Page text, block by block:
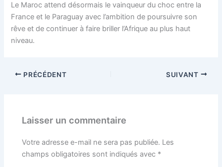
Le Maroc attend désormais le vainqueur du choc entre la
France et le Paraguay avec l’ambition de poursuivre son
rêve et de continuer à faire briller l’Afrique au plus haut
niveau.
PRÉCÉDENT SUIVANT
Laisser un commentaire
Votre adresse e-mail ne sera pas publiée. Les
champs obligatoires sont indiqués avec *